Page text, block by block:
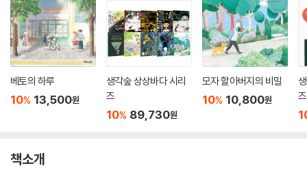
베토의 하루
10% 13,500원
생각숲 상상바다 시리
즈
10% 89,730원
모자 할아버지의 비밀
10% 10,800원
즈
책소개